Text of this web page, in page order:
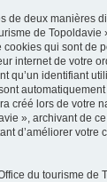
de deux manières
de Topoldavie
qui sont de
internet de votre
qu’un identifiant
créé lors de votre
», archivant de
d’améliorer votre
du tourisme de